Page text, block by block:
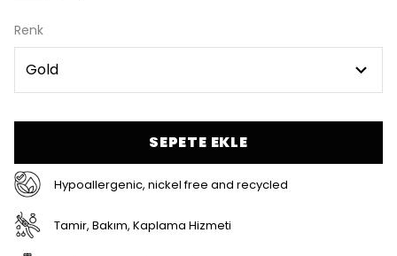
Renk
SEPETE EKLE
Hypoallergenic, nickel free and recycled
Tamir, Bakım, Kaplama Hizmeti